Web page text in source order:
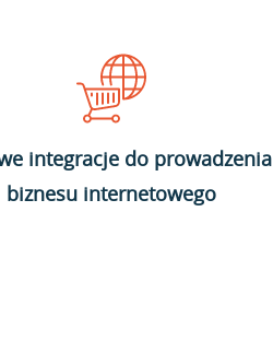
integracje do prowadzenia
biznesu internetowego